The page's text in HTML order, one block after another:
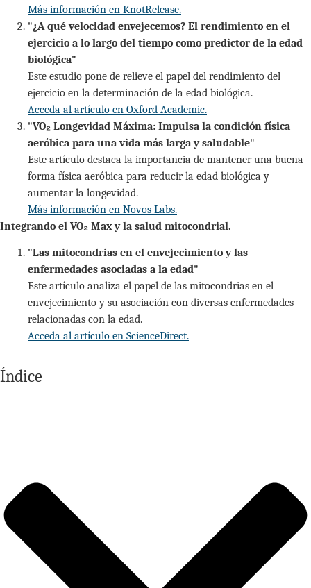
Más información en KnotRelease.
"¿A qué velocidad envejecemos? El rendimiento en el
ejercicio a lo largo del tiempo como predictor de la edad
biológica"
Este estudio pone de relieve el papel del rendimiento del
ejercicio en la determinación de la edad biológica.
Acceda al artículo en Oxford Academic.
"VO₂ Longevidad Máxima: Impulsa la condición física
aeróbica para una vida más larga y saludable"
Este artículo destaca la importancia de mantener una buena
forma física aeróbica para reducir la edad biológica y
aumentar la longevidad.
Más información en Novos Labs.
Integrando el VO₂ Max y la salud mitocondrial.
"Las mitocondrias en el envejecimiento y las
enfermedades asociadas a la edad"
Este artículo analiza el papel de las mitocondrias en el
envejecimiento y su asociación con diversas enfermedades
relacionadas con la edad.
Acceda al artículo en ScienceDirect.
Índice